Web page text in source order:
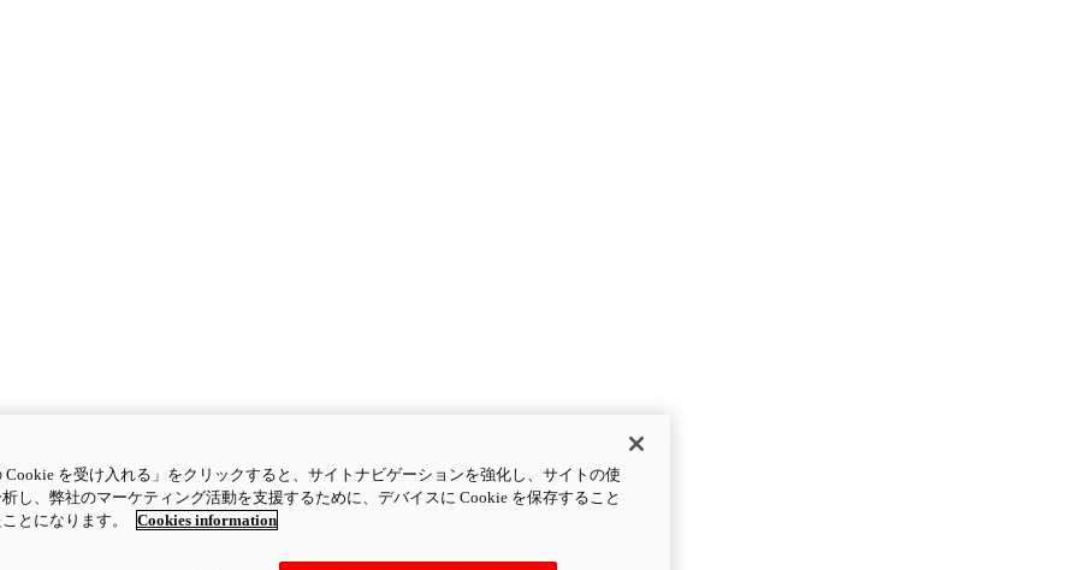
Cookie を受け入れる」をクリックすると、サイトナビゲーションを強化し、サイトの使
し、弊社のマーケティング活動を支援するために、デバイスに Cookie を保存すること
とになります。
Cookies information